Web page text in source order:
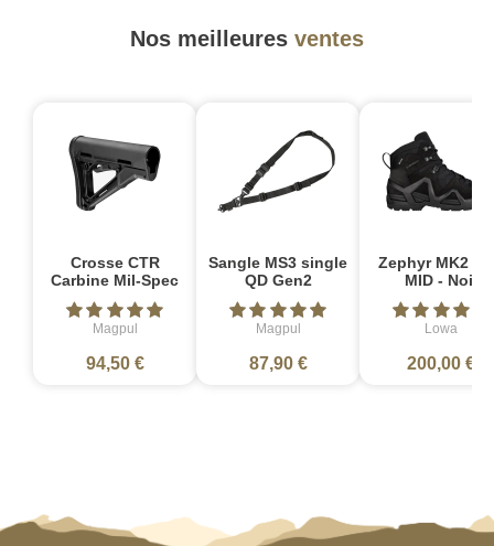
Nos meilleures ventes
Crosse CTR
Carbine Mil-Spec
Magpul
94,50 €
Sangle MS3 single
QD Gen2
Magpul
87,90 €
Zephyr MK2
MID - Noir
Lowa
200,00 €